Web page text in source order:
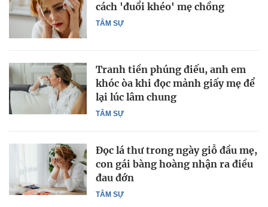
TÂM SỰ
cách 'đuổi khéo' mẹ chồng
TÂM SỰ
Tranh tiền phúng điếu, anh em
khóc òa khi đọc mảnh giấy mẹ để
lại lúc lâm chung
TÂM SỰ
Đọc lá thư trong ngày giỗ đầu mẹ,
con gái bàng hoàng nhận ra điều
đau đớn